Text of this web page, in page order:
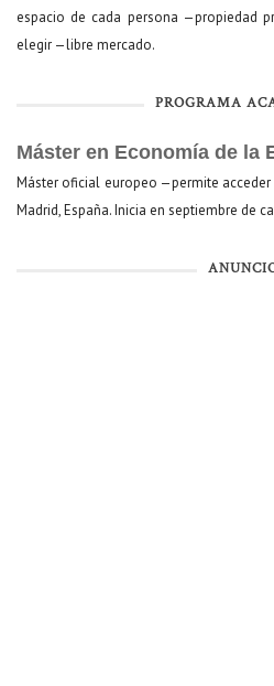
espacio de cada persona —propiedad
elegir —libre mercado.
PROGRAMA
Máster en Economía de la
Máster oficial europeo —permite
Madrid, España. Inicia en septiembre de